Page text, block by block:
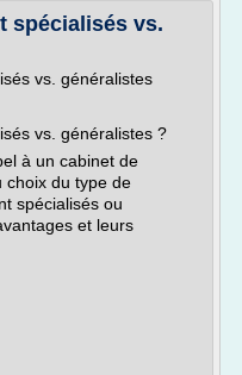
spécialisés vs.
vs. généralistes
vs. généralistes ?
à un cabinet de
choix du type de
spécialisés ou
et leurs